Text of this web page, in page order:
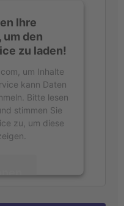
Ihre
um den
zu laden!
um Inhalte
kann Daten
Bitte lesen
stimmen Sie
zu, um diese